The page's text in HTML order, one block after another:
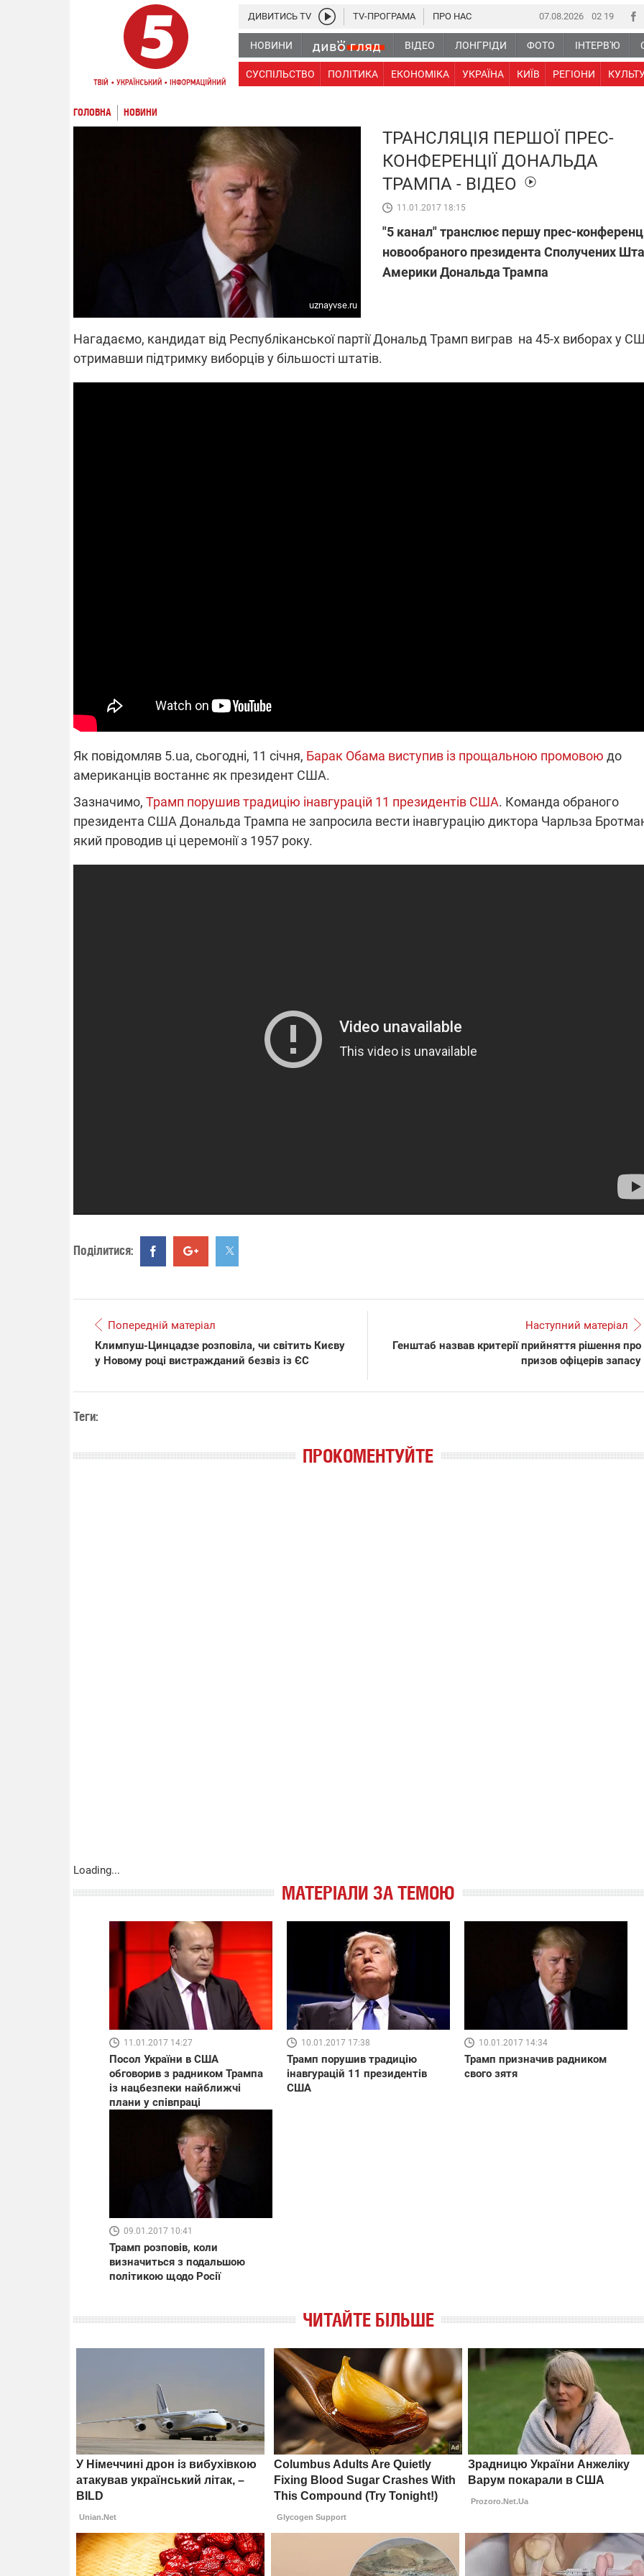
07.08.2026 02 19
НОВИНИ ВІДЕО ЛОНГРІДИ ФОТО ІНТЕРВ'Ю
СУСПІЛЬСТВО ПОЛІТИКА ЕКОНОМІКА УКРАЇНА КИЇВ РЕГІОНИ
ДИВИТИСЬ TV TV-ПРОГРАМА ПРО НАС
ГОЛОВНА НОВИНИ
uznayvse.ru
ТРАНСЛЯЦІЯ ПЕРШОЇ ПРЕС-
КОНФЕРЕНЦІЇ ДОНАЛЬДА
ТРАМПА - ВІДЕО
11.01.2017 18:15
"5 канал" транслює першу прес-
новообраного президента Сполучених
Америки Дональда Трампа
Нагадаємо, кандидат від Республіканської партії Дональд Трамп виграв на 45-х виборах у
отримавши підтримку виборців у більшості штатів.
Як повідомляв 5.ua, сьогодні, 11 січня, Барак Обама виступив із прощальною промовою до
американців востаннє як президент США.
Зазначимо, Трамп порушив традицію інавгурацій 11 президентів США. Команда обраного
президента США Дональда Трампа не запросила вести інавгурацію диктора Чарльза
який проводив ці церемонії з 1957 року.
Поділитися:
Попередній матеріал
Климпуш-Цинцадзе розповіла, чи світить Києву
у Новому році вистражданий безвіз із ЄС
Наступний матеріал
Генштаб назвав критерії прийняття рішення про
призов офіцерів запасу
Теги:
ПРОКОМЕНТУЙТЕ
Loading...
МАТЕРІАЛИ ЗА ТЕМОЮ
11.01.2017 14:27
Посол України в США
обговорив з радником Трампа
із нацбезпеки найближчі
плани у співпраці
10.01.2017 17:38
Трамп порушив традицію
інавгурацій 11 президентів
США
10.01.2017 14:34
Трамп призначив радником
свого зятя
09.01.2017 10:41
Трамп розповів, коли
визначиться з подальшою
політикою щодо Росії
ЧИТАЙТЕ БІЛЬШЕ
ВІДКЛЮЧЕННЯ СВІТЛА В УКРАЇНІ
"Око та щит": дрони,
РЕБ і пікапи – триває
збір коштів на потреби
бригад ЗСУ
"Відправте
Вернадського на
фронт": стрілецька
сил ЗСУ збирає на
НРК Numo
збір коштів на потреби
бригад ЗСУ